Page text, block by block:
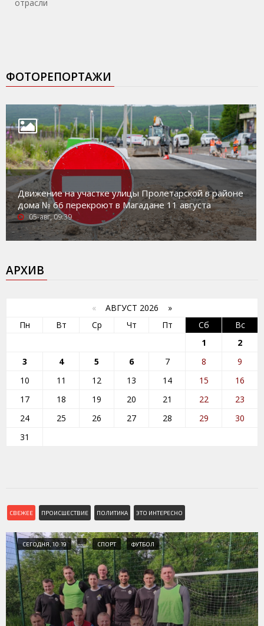
отрасли
ФОТОРЕПОРТАЖИ
Движение на участке улицы Пролетарской в районе
дома № 66 перекроют в Магадане 11 августа
05-авг, 09:39
АРХИВ
« АВГУСТ 2026 »
Пн
Вт Ср Чт Пт Сб
Вс
1
2
3
4 5 6 7 8
9
10
11 12 13 14 15
16
17
18 19 20 21 22
23
24
25 26 27 28 29
30
31
СВЕЖЕЕ ПРОИСШЕСТВИЕ ПОЛИТИКА ЭТО ИНТЕРЕСНО
СЕГОДНЯ, 10:19 СПОРТ ФУТБОЛ